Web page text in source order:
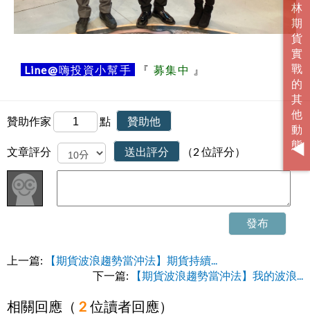
Line@嗨投資小幫手 『 募集中 』
贊助作家 點 贊助他
文章評分 送出評分 （2 位評分）
發布
上一篇:
【期貨波浪趨勢當沖法】期貨持續...
下一篇:
【期貨波浪趨勢當沖法】我的波浪...
相關回應（ 2 位讀者回應）